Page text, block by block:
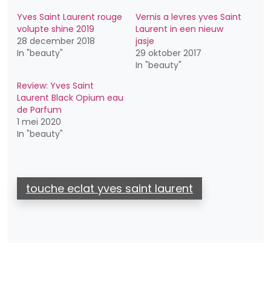
Yves Saint Laurent rouge
volupte shine 2019
28 december 2018
In "beauty"
Vernis a levres yves Saint
Laurent in een nieuw
jasje
29 oktober 2017
In "beauty"
Review: Yves Saint
Laurent Black Opium eau
de Parfum
1 mei 2020
In "beauty"
touche eclat yves saint laurent